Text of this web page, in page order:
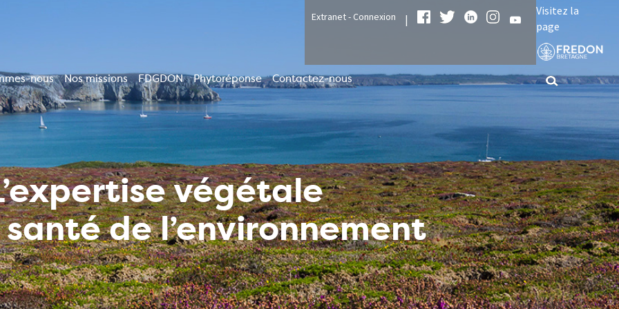
Extranet - Connexion |
Visitez la
page
nous Nos missions FDGDON Phytoréponse Contactez-nous
végétale
de l’environnement